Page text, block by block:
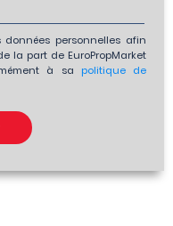
personnelles afin
la part de EuroPropMarket
à sa politique de